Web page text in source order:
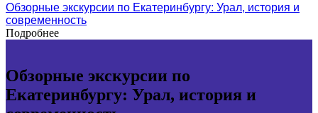
Обзорные экскурсии по Екатеринбургу: Урал, история и
современность
Подробнее
Обзорные экскурсии по
Екатеринбургу: Урал, история и